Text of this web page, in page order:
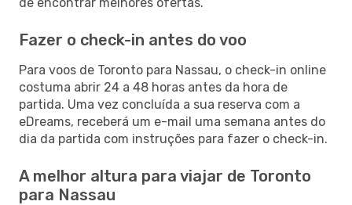
Fazer o check-in antes do voo
Para voos de Toronto para Nassau, o check-in online
costuma abrir 24 a 48 horas antes da hora de
partida. Uma vez concluída a sua reserva com a
eDreams, receberá um e-mail uma semana antes do
dia da partida com instruções para fazer o check-in.
A melhor altura para viajar de Toronto
para Nassau